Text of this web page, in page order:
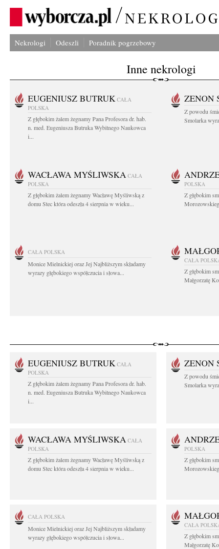
Nekrologi Odeszli Poradnik pogrzebowy
Inne nekrologi
EUGENIUSZ BUTRUK CAŁA
POLSKA
Z głębokim żalem żegnamy Pana Profesora dr. hab.
n. med. Eugeniusza Butruka Wybitnego Naukowca
i...
ZENON
Z powodu
Smolarka
WACŁAWA MYŚLIWSKA CAŁA
POLSKA
Z głębokim żalem żegnamy Wacławę Myśliwską z
domu Stec która odeszła 4 sierpnia w wieku...
POLSKA
Z głębokim
CAŁA POLSKA
Monice Mielnickiej oraz Jej Najbliższym składamy
wyrazy głębokiego współczucia i słowa...
CAŁA
Z głębokim
Małgorzatę
EUGENIUSZ BUTRUK CAŁA
POLSKA
Z głębokim żalem żegnamy Pana Profesora dr. hab.
n. med. Eugeniusza Butruka Wybitnego Naukowca
i...
ZENON
Z powodu
Smolarka
WACŁAWA MYŚLIWSKA CAŁA
POLSKA
Z głębokim żalem żegnamy Wacławę Myśliwską z
domu Stec która odeszła 4 sierpnia w wieku...
POLSKA
Z głębokim
CAŁA POLSKA
Monice Mielnickiej oraz Jej Najbliższym składamy
wyrazy głębokiego współczucia i słowa...
CAŁA
Z głębokim
Małgorzatę